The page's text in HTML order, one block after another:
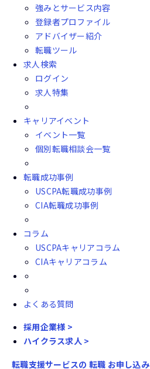
強みとサービス内容
登録者プロファイル
アドバイザー紹介
転職ツール
求人検索
ログイン
求人特集
キャリアイベント
イベント一覧
個別転職相談会一覧
転職成功事例
USCPA転職成功事例
CIA転職成功事例
コラム
USCPAキャリアコラム
CIAキャリアコラム
よくある質問
採用企業様 >
ハイクラス求人 >
転職支援サービスの 転職 お申し込み